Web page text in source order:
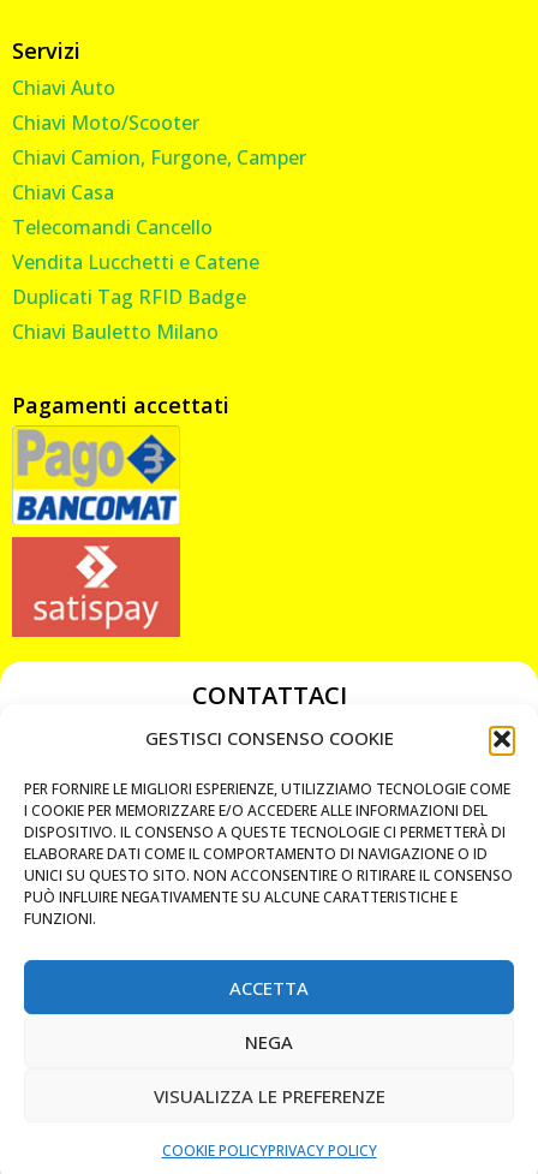
GESTISCI CONSENSO COOKIE
PER FORNIRE LE MIGLIORI ESPERIENZE, UTILIZZIAMO TECNOLOGIE COME
I COOKIE PER MEMORIZZARE E/O ACCEDERE ALLE INFORMAZIONI DEL
DISPOSITIVO. IL CONSENSO A QUESTE TECNOLOGIE CI PERMETTERÀ DI
ELABORARE DATI COME IL COMPORTAMENTO DI NAVIGAZIONE O ID
UNICI SU QUESTO SITO. NON ACCONSENTIRE O RITIRARE IL CONSENSO
PUÒ INFLUIRE NEGATIVAMENTE SU ALCUNE CARATTERISTICHE E
FUNZIONI.
ACCETTA
NEGA
VISUALIZZA LE PREFERENZE
COOKIE POLICYPRIVACY POLICY
Servizi
Chiavi Auto
Chiavi Moto/Scooter
Chiavi Camion, Furgone, Camper
Chiavi Casa
Telecomandi Cancello
Vendita Lucchetti e Catene
Duplicati Tag RFID Badge
Chiavi Bauletto Milano
Pagamenti accettati
CONTATTACI
349 3863811
chiavicodificate@gmail.com
Privacy Policy
Cookie Policy
MAPS
CHIAMA ORA
PREVENTIVO IMMEDIATO